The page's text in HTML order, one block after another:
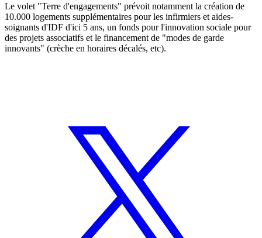
Le volet "Terre d'engagements" prévoit notamment la création de
10.000 logements supplémentaires pour les infirmiers et aides-
soignants d'IDF d'ici 5 ans, un fonds pour l'innovation sociale pour
des projets associatifs et le financement de "modes de garde
innovants" (crèche en horaires décalés, etc).